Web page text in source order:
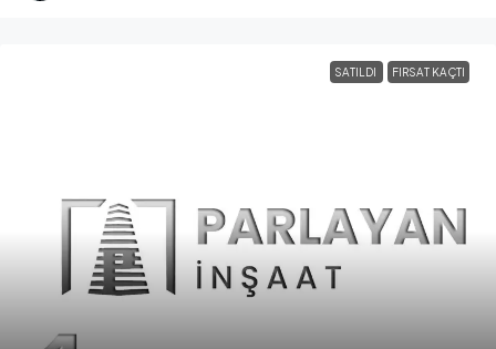
SATILDI FIRSAT KAÇTI